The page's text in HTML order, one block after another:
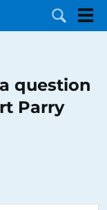
question
Parry